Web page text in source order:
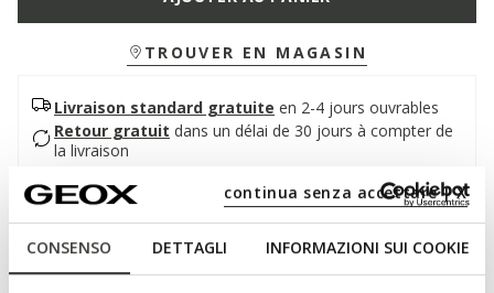
CONSENSO DETTAGLI INFORMAZIONI SUI COOKIE
continua senza accettare | X
TROUVER EN MAGASIN
Livraison standard gratuite en 2-4 jours ouvrables
Retour gratuit dans un délai de 30 jours à compter de
la livraison
Description
Chaussure formelle pour homme, alliant confort et style
impeccable. Ici déclinée dans une variante noire classique, elle